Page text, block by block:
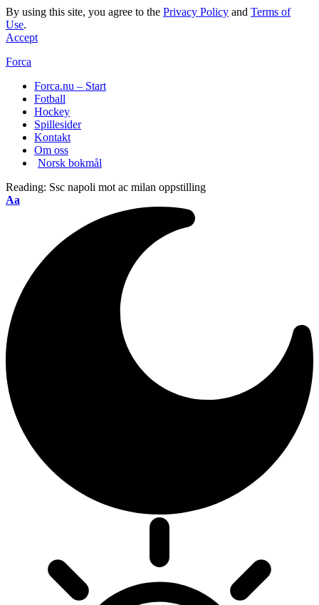
By using this site, you agree to the Privacy Policy and Terms of
Use.
Accept
Forca
Forca.nu – Start
Fotball
Hockey
Spillesider
Kontakt
Om oss
Norsk bokmål
Reading: Ssc napoli mot ac milan oppstilling
Aa